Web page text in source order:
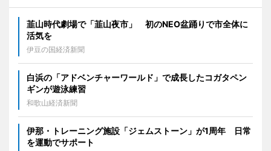
韮山時代劇場で「韮山夜市」 初のNEO盆踊りで市全体に
活気を
伊豆の国経済新聞
白浜の「アドベンチャーワールド」で成長したコガタペン
ギンが遊泳練習
和歌山経済新聞
伊那・トレーニング施設「ジェムストーン」が1周年 日常
を運動でサポート